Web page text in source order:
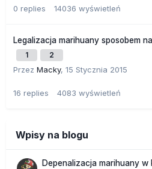
0 replies 14036 wyświetleń
Legalizacja marihuany sposobem
1 2
Przez Macky, 15 Stycznia 2015
16 replies 4083 wyświetleń
Wpisy na blogu
Depenalizacja marihuany w